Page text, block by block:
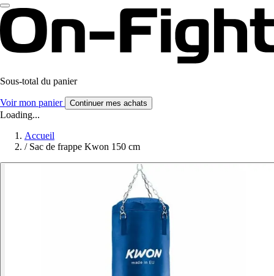
Sous-total du panier
Voir mon panier Continuer mes achats
Loading...
Accueil
/ Sac de frappe Kwon 150 cm